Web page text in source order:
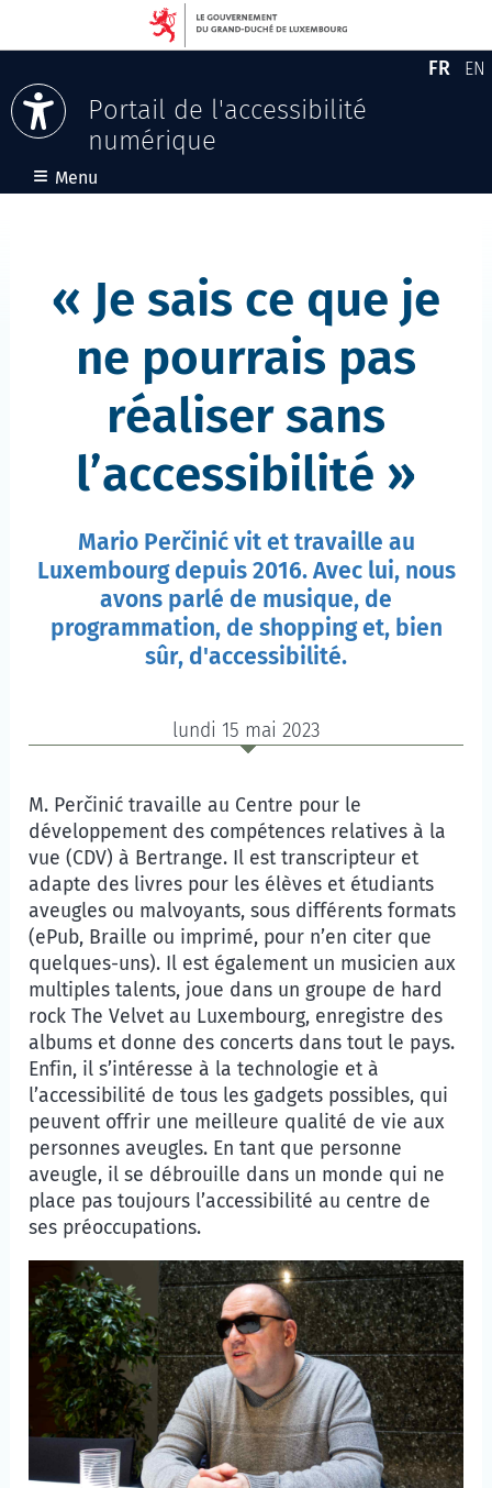
Portail de l'accessibilité
numérique
FR EN
≡ Menu
Je sais ce que je
ne pourrais pas
réaliser sans
l’accessibilité
Mario Perčinić vit et travaille au
Luxembourg depuis 2016. Avec lui, nous
avons parlé de musique, de
programmation, de shopping et, bien
sûr, d'accessibilité.
lundi 15 mai 2023
M. Perčinić travaille au Centre pour le
développement des compétences relatives à la
vue (CDV) à Bertrange. Il est transcripteur et
adapte des livres pour les élèves et étudiants
aveugles ou malvoyants, sous différents formats
(ePub, Braille ou imprimé, pour n’en citer que
quelques-uns). Il est également un musicien aux
multiples talents, joue dans un groupe de hard
rockThe Velvetau Luxembourg, enregistre des
albums et donne des concerts dans tout le pays.
Enfin, il s’intéresse à la technologie et à
l’accessibilité de tous les gadgets possibles, qui
peuvent offrir une meilleure qualité de vie aux
personnes aveugles. En tant que personne
aveugle, il se débrouille dans un monde qui ne
place pas toujours l’accessibilité au centre de
ses préoccupations.